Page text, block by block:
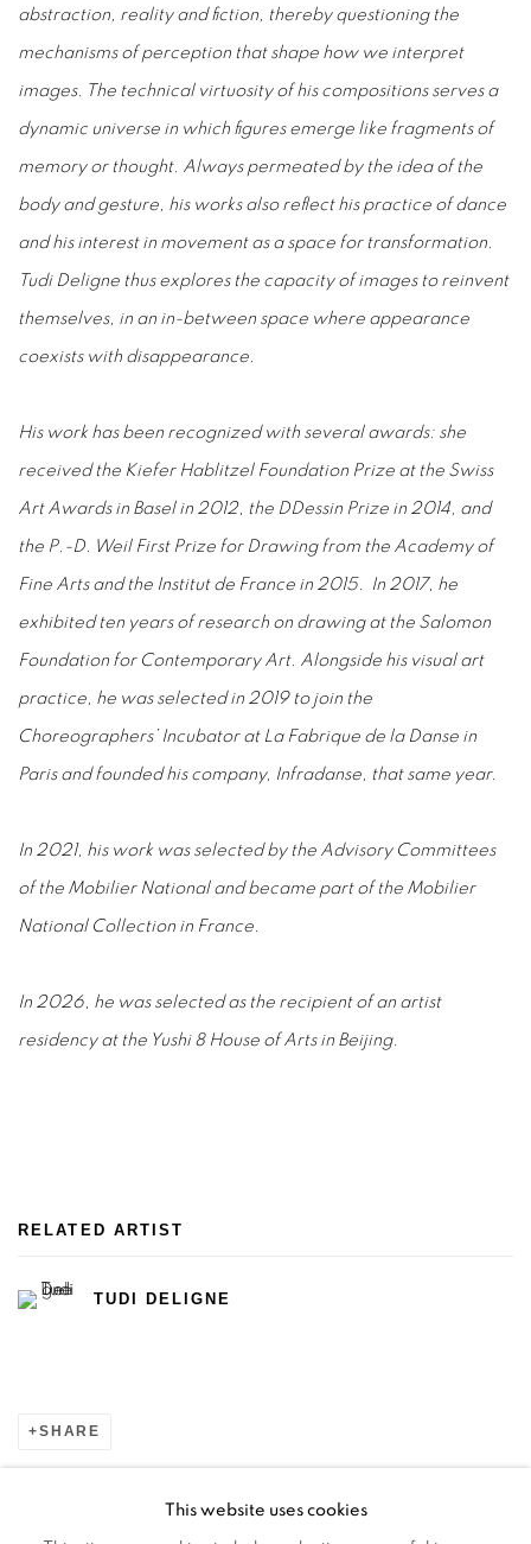
abstraction, reality and fiction, thereby questioning the
mechanisms of perception that shape how we interpret
images. The technical virtuosity of his compositions serves a
dynamic universe in which figures emerge like fragments of
memory or thought. Always permeated by the idea of the
body and gesture, his works also reflect his practice of dance
and his interest in movement as a space for transformation.
Tudi Deligne thus explores the capacity of images to reinvent
themselves, in an in-between space where appearance
coexists with disappearance.
His work has been recognized with several awards: she
received the Kiefer Hablitzel Foundation Prize at the Swiss
Art Awards in Basel in 2012, the DDessin Prize in 2014, and
the P.-D. Weil First Prize for Drawing from the Academy of
Fine Arts and the Institut de France in 2015. In 2017, he
exhibited ten years of research on drawing at the Salomon
Foundation for Contemporary Art. Alongside his visual art
practice, he was selected in 2019 to join the
Choreographers’ Incubator at La Fabrique de la Danse in
Paris and founded his company, Infradanse, that same year.
In 2021, his work was selected by the Advisory Committees
of the Mobilier National and became part of the Mobilier
National Collection in France.
In 2026, he was selected as the recipient of an artist
residency at the Yushi 8 House of Arts in Beijing.
RELATED ARTIST
TUDI DELIGNE
SHARE
This website uses cookies